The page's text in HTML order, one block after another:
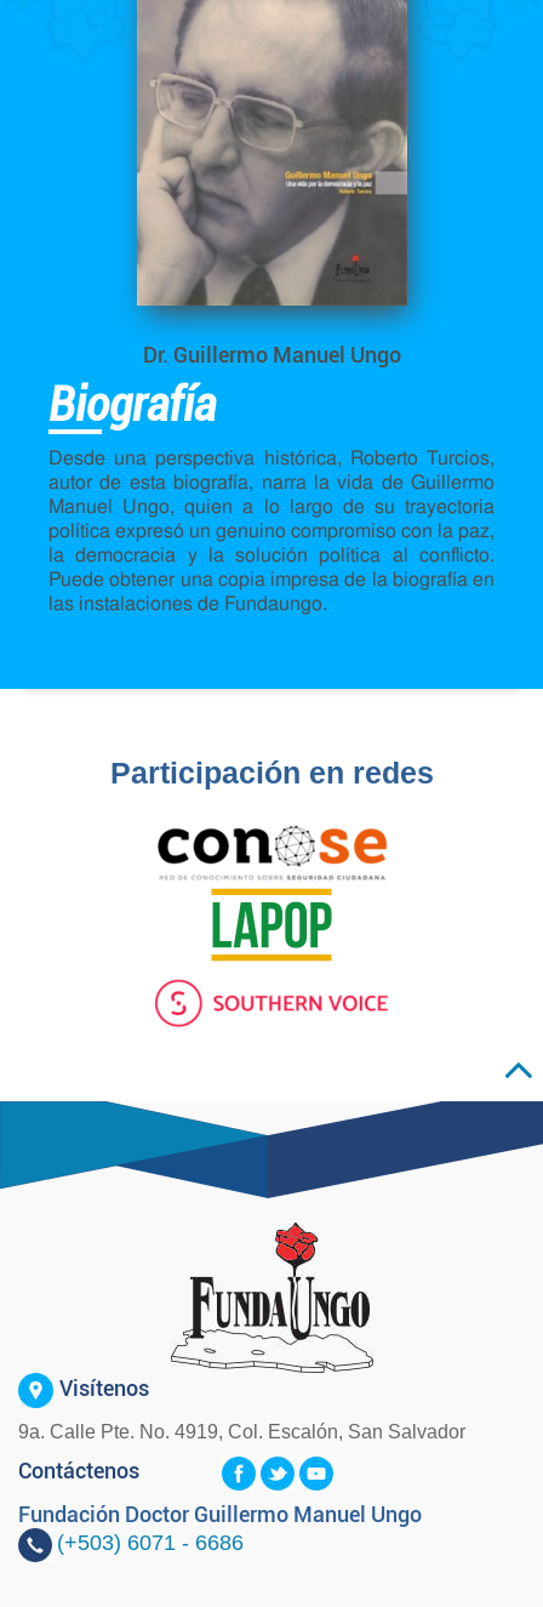
Dr. Guillermo Manuel Ungo
Biografía
Desde una perspectiva histórica, Roberto Turcios,
autor de esta biografía, narra la vida de Guillermo
Manuel Ungo, quien a lo largo de su trayectoria
política expresó un genuino compromiso con la paz,
la democracia y la solución política al conflicto.
Puede obtener una copia impresa de la biografía en
las instalaciones de Fundaungo.
Participación en redes
Visítenos
9a. Calle Pte. No. 4919, Col. Escalón, San Salvador
Contáctenos
Fundación Doctor Guillermo Manuel Ungo
(+503) 6071 - 6686